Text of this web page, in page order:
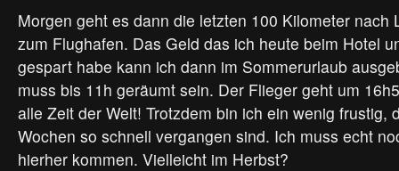
Morgen geht es dann die letzten 100 Kilometer nach
zum Flughafen. Das Geld das ich heute beim Hotel
gespart habe kann ich dann im Sommerurlaub
muss bis 11h geräumt sein. Der Flieger geht um
alle Zeit der Welt! Trotzdem bin ich ein wenig frustig,
Wochen so schnell vergangen sind. Ich muss echt
hierher kommen. Vielleicht im Herbst?